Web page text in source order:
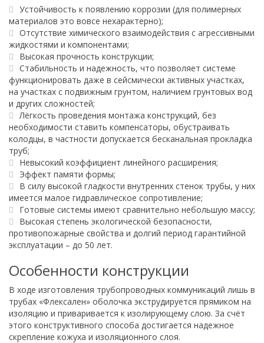
Устойчивость к появлению коррозии (для полимерных
материалов это вовсе нехарактерно);
Отсутствие химического взаимодействия с агрессивными
жидкостями и компонентами;
Высокая прочность конструкции;
Стабильность и надежность, что позволяет системе
функционировать даже в сейсмически активных участках,
на участках с подвижным грунтом, наличием грунтовых вод
и других сложностей;
Лёгкость проведения монтажа конструкций, без
необходимости ставить компенсаторы, обустраивать
колодцы, в частности допускается бесканальная прокладка
труб;
Невысокий коэффициент линейного расширения;
Эффект памяти формы;
В силу высокой гладкости внутренних стенок трубы, у них
имеется малое гидравлическое сопротивление;
Готовые системы имеют сравнительно небольшую массу;
Высокая степень экологической безопасности,
противопожарные свойства и долгий период гарантийной
эксплуатации – до 50 лет.
Особенности конструкции
В ходе изготовления трубопроводных коммуникаций лишь в
трубах «Флексален» оболочка экструдируется прямиком на
изоляцию и приваривается к изолирующему слою. За счёт
этого конструктивного способа достигается надежное
скрепление кожуха и изоляционного слоя.